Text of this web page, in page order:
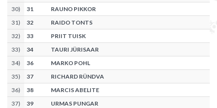
30) 31
RAUNO PIKKOR
31) 32
RAIDO TONTS
32) 33
PRIIT TUISK
33) 34
TAURI JÜRISAAR
34) 36
MARKO POHL
35) 37
RICHARD RÜNDVA
36) 38
MARCIS ABELITE
37) 39
URMAS PUNGAR